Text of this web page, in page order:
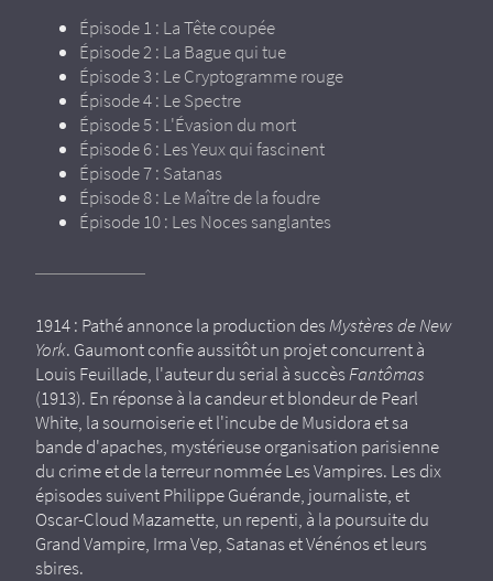
Épisode 1 : La Tête coupée
Épisode 2 : La Bague qui tue
Épisode 3 : Le Cryptogramme rouge
Épisode 4 : Le Spectre
Épisode 5 : L'Évasion du mort
Épisode 6 : Les Yeux qui fascinent
Épisode 7 : Satanas
Épisode 8 : Le Maître de la foudre
Épisode 10 : Les Noces sanglantes
1914 : Pathé annonce la production desMystères de New
York. Gaumont confie aussitôt un projet concurrent à
Louis Feuillade, l'auteur du serial à succèsFantômas
(1913). En réponse à la candeur et blondeur de Pearl
White, la sournoiserie et l'incube de Musidora et sa
bande d'apaches, mystérieuse organisation parisienne
du crime et de la terreur nommée Les Vampires. Les dix
épisodes suivent Philippe Guérande, journaliste, et
Oscar-Cloud Mazamette, un repenti, à la poursuite du
Grand Vampire, Irma Vep, Satanas et Vénénos et leurs
sbires.